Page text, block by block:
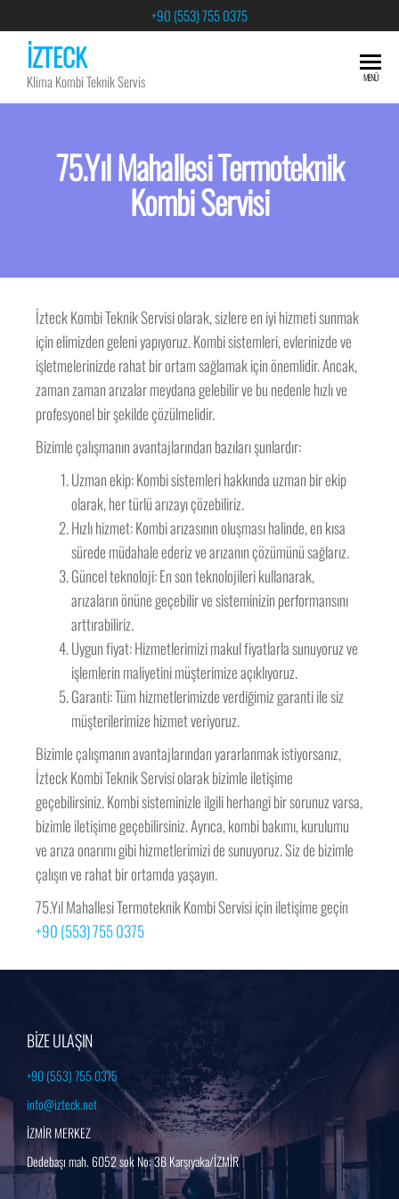
+90 (553) 755 0375
İZTECK
Klima Kombi Teknik Servis MENÜ
75.Yıl Mahallesi Termoteknik
Kombi Servisi
İzteck Kombi Teknik Servisi olarak, sizlere en iyi hizmeti sunmak
için elimizden geleni yapıyoruz. Kombi sistemleri, evlerinizde ve
işletmelerinizde rahat bir ortam sağlamak için önemlidir. Ancak,
zaman zaman arızalar meydana gelebilir ve bu nedenle hızlı ve
profesyonel bir şekilde çözülmelidir.
Bizimle çalışmanın avantajlarından bazıları şunlardır:
Uzman ekip: Kombi sistemleri hakkında uzman bir ekip
olarak, her türlü arızayı çözebiliriz.
Hızlı hizmet: Kombi arızasının oluşması halinde, en kısa
sürede müdahale ederiz ve arızanın çözümünü sağlarız.
Güncel teknoloji: En son teknolojileri kullanarak,
arızaların önüne geçebilir ve sisteminizin performansını
arttırabiliriz.
Uygun fiyat: Hizmetlerimizi makul fiyatlarla sunuyoruz ve
işlemlerin maliyetini müşterimize açıklıyoruz.
Garanti: Tüm hizmetlerimizde verdiğimiz garanti ile siz
müşterilerimize hizmet veriyoruz.
Bizimle çalışmanın avantajlarından yararlanmak istiyorsanız,
İzteck Kombi Teknik Servisi olarak bizimle iletişime
geçebilirsiniz. Kombi sisteminizle ilgili herhangi bir sorunuz varsa,
bizimle iletişime geçebilirsiniz. Ayrıca, kombi bakımı, kurulumu
ve arıza onarımı gibi hizmetlerimizi de sunuyoruz. Siz de bizimle
çalışın ve rahat bir ortamda yaşayın.
75.Yıl Mahallesi Termoteknik Kombi Servisi için iletişime geçin
+90 (553) 755 0375
BİZE ULAŞIN
+90 (553) 755 0375
info@izteck.net
İZMİR MERKEZ
Dedebaşı mah. 6052 sok No: 3B Karşıyaka/İZMİR